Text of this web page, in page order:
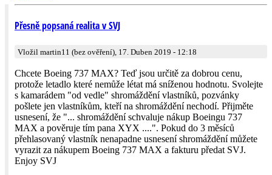
Přesně popsaná realita v SVJ
Vložil martin11 (bez ověření), 17. Duben 2019 - 12:18
Chcete Boeing 737 MAX? Teď jsou určitě za dobrou cenu,
protože letadlo které nemůže létat má sníženou hodnotu. Svolejte
s kamarádem "od vedle" shromáždění vlastníků, pozvánky
pošlete jen vlastníkům, kteří na shromáždění nechodí. Přijměte
usnesení, že "... shromáždění schvaluje nákup Boeingu 737
MAX a pověruje tím pana XYX ....". Pokud do 3 měsíců
přehlasovaný vlastník nenapadne usnesení shromáždění můžete
vyrazit za nákupem Boeing 737 MAX a fakturu předat SVJ.
Enjoy SVJ